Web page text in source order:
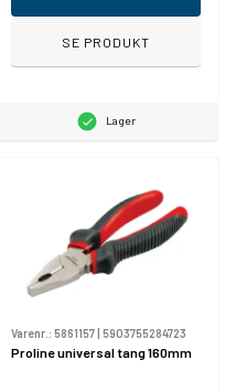
SE PRODUKT
Lager
Varenr.: 5861157| 5903755284723
Proline universal tang 160mm